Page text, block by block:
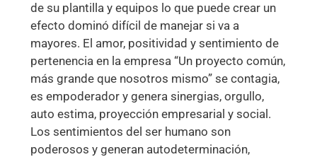
de su plantilla y equipos lo que puede crear un
efecto dominó difícil de manejar si va a
mayores. El amor, positividad y sentimiento de
pertenencia en la empresa “Un proyecto común,
más grande que nosotros mismo” se contagia,
es empoderador y genera sinergias, orgullo,
auto estima, proyección empresarial y social.
Los sentimientos del ser humano son
poderosos y generan autodeterminación,